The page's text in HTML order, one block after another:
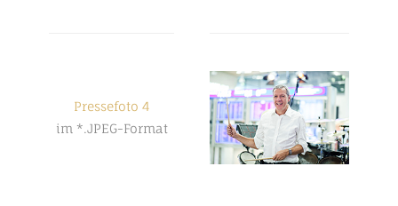
Pressefoto 4
im *.JPEG-Format